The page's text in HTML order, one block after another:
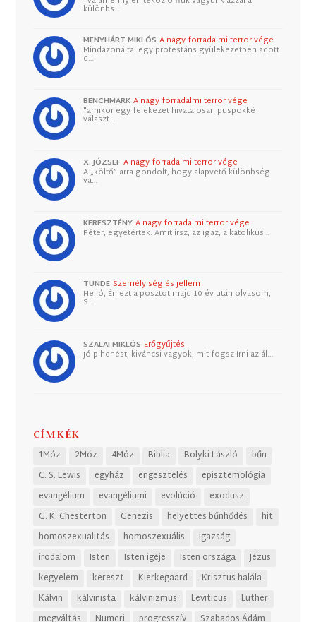
különbs…
MENYHÁRT MIKLÓS A nagy forradalmi terror vége
Mindazonáltal egy protestáns gyülekezetben adott
d…
BENCHMARK A nagy forradalmi terror vége
"amikor egy felekezet hivatalosan püspökké
választ…
X. JÓZSEF A nagy forradalmi terror vége
A „költő” arra gondolt, hogy alapvető különbség
va…
KERESZTÉNY A nagy forradalmi terror vége
Péter, egyetértek. Amit írsz, az igaz, a katolikus…
TUNDE Személyiség és jellem
Helló, Én ezt a posztot majd 10 év után olvasom,
S…
SZALAI MIKLÓS Erőgyűjtés
Jó pihenést, kiváncsi vagyok, mit fogsz írni az ál…
CÍMKÉK
1Móz 2Móz 4Móz Biblia Bolyki László
bűn
C. S. Lewis
egyház engesztelés
episztemológia
evangélium
evangéliumi evolúció
exodusz
G. K. Chesterton
Genezis helyettes bűnhődés
hit
homoszexualitás
homoszexuális
igazság
irodalom
Isten Isten igéje Isten országa
Jézus
kegyelem
kereszt Kierkegaard
Krisztus halála
Kálvin
kálvinista kálvinizmus Leviticus
Luther